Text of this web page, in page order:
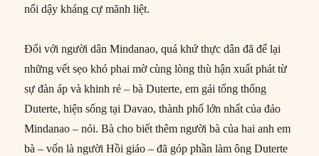
nổi dậy kháng cự mãnh liệt.
Đối với người dân Mindanao, quá khứ thực dân đã để lại
những vết sẹo khó phai mờ cùng lòng thù hận xuất phát từ
sự đàn áp và khinh rẻ – bà Duterte, em gái tổng thống
Duterte, hiện sống tại Davao, thành phố lớn nhất của đảo
Mindanao – nói. Bà cho biết thêm người bà của hai anh em
bà – vốn là người Hồi giáo – đã góp phần làm ông Duterte